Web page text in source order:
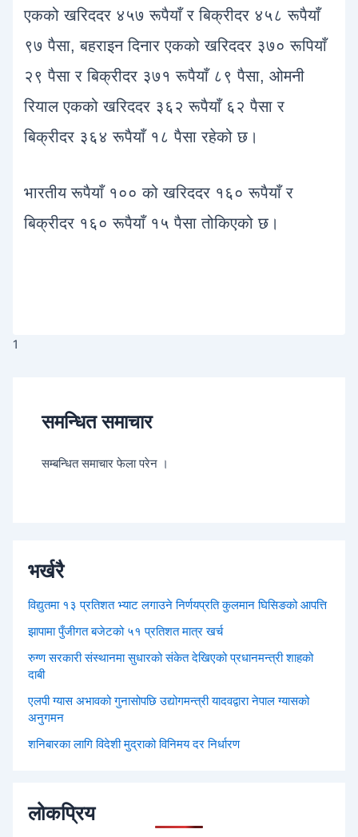
एकको खरिददर ४५७ रूपैयाँ र बिक्रीदर ४५८ रूपैयाँ
९७ पैसा, बहराइन दिनार एकको खरिददर ३७० रूपियाँ
२९ पैसा र बिक्रीदर ३७१ रूपैयाँ ८९ पैसा, ओमनी
रियाल एकको खरिददर ३६२ रूपैयाँ ६२ पैसा र
बिक्रीदर ३६४ रूपैयाँ १८ पैसा रहेको छ।
भारतीय रूपैयाँ १०० को खरिददर १६० रूपैयाँ र
बिक्रीदर १६० रूपैयाँ १५ पैसा तोकिएको छ।
1
समन्धित समाचार
सम्बन्धित समाचार फेला परेन ।
भर्खरै
विद्युतमा १३ प्रतिशत भ्याट लगाउने निर्णयप्रति कुलमान घिसिङको आपत्ति
झापामा पुँजीगत बजेटको ५१ प्रतिशत मात्र खर्च
रुग्ण सरकारी संस्थानमा सुधारको संकेत देखिएको प्रधानमन्त्री शाहको
दाबी
एलपी ग्यास अभावको गुनासोपछि उद्योगमन्त्री यादवद्वारा नेपाल ग्यासको
अनुगमन
शनिबारका लागि विदेशी मुद्राको विनिमय दर निर्धारण
लोकप्रिय